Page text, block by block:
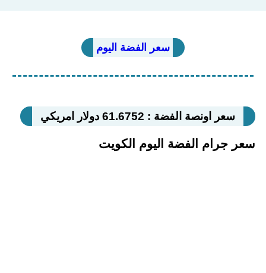
سعر الفضة اليوم
سعر اونصة الفضة : 61.6752 دولار امريكي
سعر جرام الفضة اليوم الكويت